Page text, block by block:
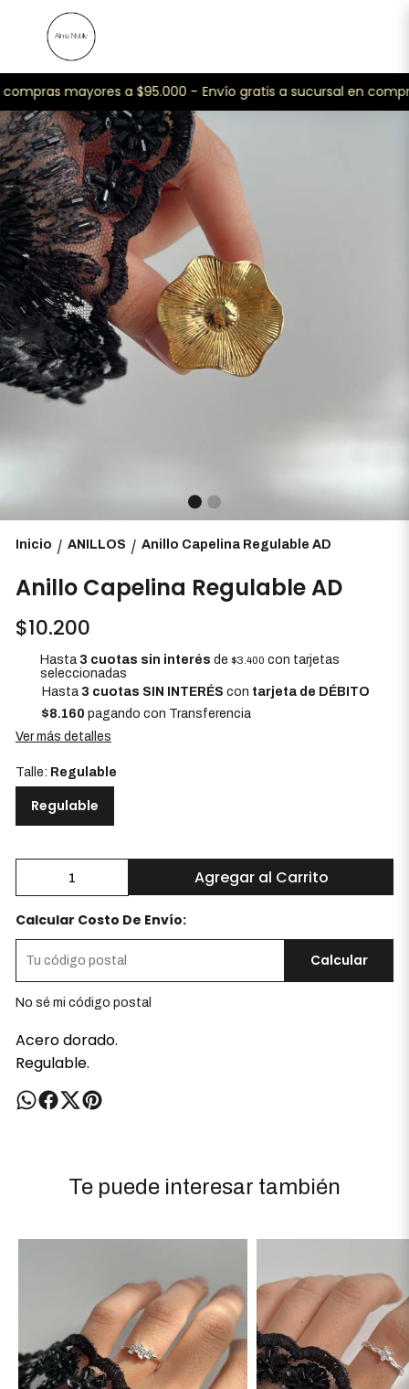
mayores a $95.000 - Envío gratis a sucursal en
Inicio / ANILLOS / Anillo Capelina Regulable AD
Anillo Capelina Regulable AD
$10.200
Hasta 3 cuotas sin interés de $3.400 con tarjetas
seleccionadas
Hasta 3 cuotas SIN INTERÉS con tarjeta de DÉBITO
$8.160 pagando con Transferencia
Ver más detalles
Talle: Regulable
Regulable
Agregar al Carrito
Calcular Costo De Envío:
Calcular
No sé mi código postal
Acero dorado.
Regulable.
Te puede interesar también